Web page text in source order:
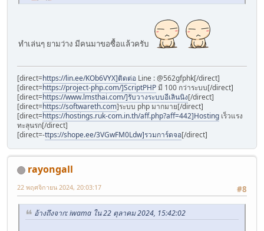
ทำเล่นๆ ยามว่าง มีคนมาขอซื้อแล้วครับ
[direct=https://lin.ee/KOb6VYX]ติดต่อ Line : @562gfphk[/direct]
[direct=https://project-php.com/]ScriptPHPมี 100 กว่าระบบ[/direct]
[direct=https://www.lmsthai.com/]รับวางระบบอีเลินนิง[/direct]
[direct=https://softwareth.com]ระบบ php มากมาย[/direct]
[direct=https://hostings.ruk-com.in.th/aff.php?aff=442]Hosting เร็วแรง
ทะลุนรก[/direct]
[direct=-ttps://shope.ee/3VGwFM0Ldw]รวมการ์ดจอ[/direct]
rayongall
#8
22 พฤศจิกายน 2024, 20:03:17
อ้างถึงจาก: iwama ใน 22 ตุลาคม 2024, 15:42:02